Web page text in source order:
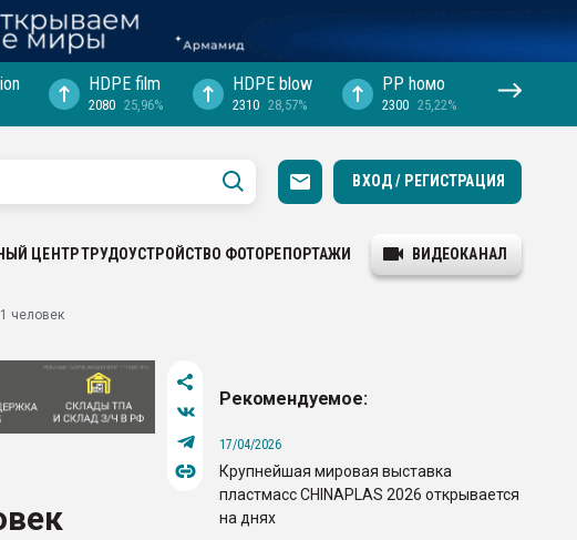
HDPE film
2080 25,96%
HDPE blow
2310 28,57%
PP hомо
2300 25,22%
ВХОД / РЕГИСТРАЦИЯ
ЦЕНТРТРУДОУСТРОЙСТВО ФОТОРЕПОРТАЖИ ВИДЕОКАНАЛ
человек
Рекомендуемое:
17/04/2026
Крупнейшая мировая выставка
пластмасс CHINAPLAS 2026 открывается
на днях